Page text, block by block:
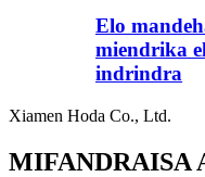
Elo
miendrika
indrindra
Xiamen Hoda Co., Ltd.
MIFANDRAISA